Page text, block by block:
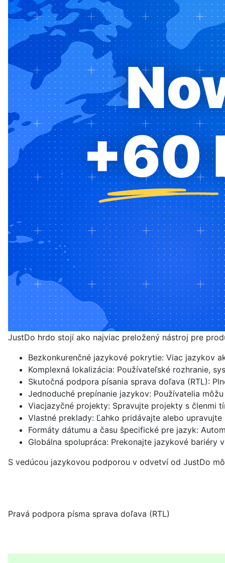
JustDo hrdo stojí ako najviac preložený nástroj pre
Bezkonkurenčné jazykové pokrytie: Viac jazykov
Komplexná lokalizácia: Používateľské rozhranie,
Skutočná podpora písania sprava doľava (RTL):
Jednoduché prepínanie jazykov: Používatelia
Viacjazyčné projekty: Spravujte projekty s členmi
Vlastné preklady: Ľahko pridávajte alebo
Formáty dátumu a času špecifické pre jazyk:
Globálna spolupráca: Prekonajte jazykové bariéry
S vedúcou jazykovou podporou v odvetví od JustDo
Pravá podpora písma sprava doľava (RTL)